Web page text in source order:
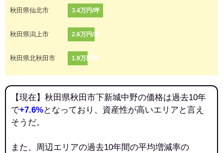
秋田県仙北市 3.4万円/坪
秋田県潟上市 2.6万円/坪
秋田県北秋田市 1.9万円/坪
【現在】秋田県秋田市下新城中野の価格は過去10年
で+7.6%となっており、資産性が高いエリアと言え
そうだ。
また、周辺エリアの過去10年間の平均増減率の